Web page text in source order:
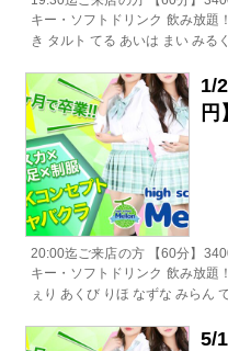
キー・ソフトドリンク 飲み放
き タルト てる あいは まい みる
1/
円
20:00迄ご来店の方 【60分】
キー・ソフトドリンク 飲み放
ぇり あくび りほ なずな みらん
5/